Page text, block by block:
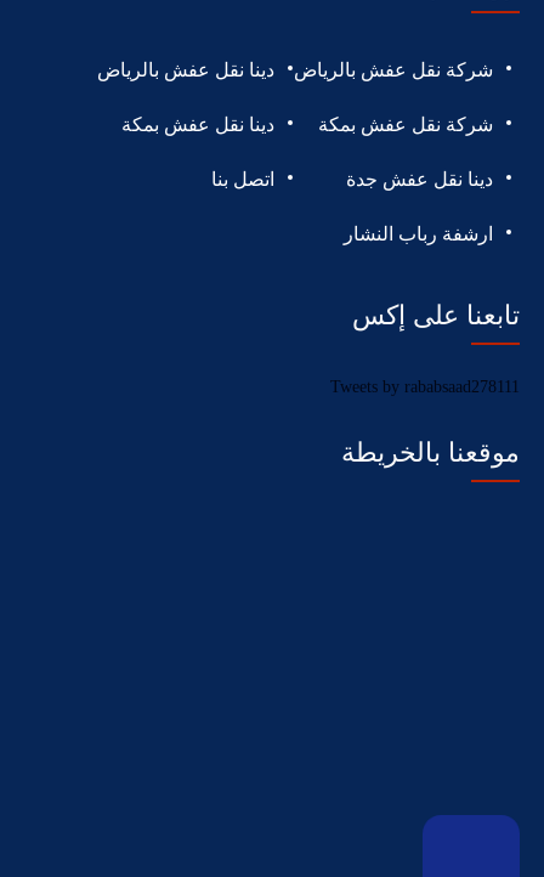
شركة نقل عفش بالرياض دينا نقل عفش بالرياض
شركة نقل عفش بمكة دينا نقل عفش بمكة
دينا نقل عفش جدة اتصل بنا
ارشفة رباب النشار
تابعنا على إكس
Tweets by rababsaad278111
موقعنا بالخريطة